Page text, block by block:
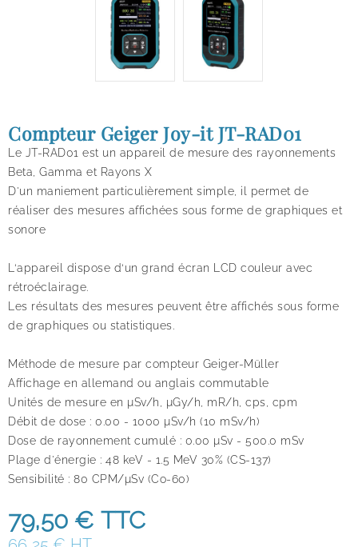
Compteur Geiger Joy-it JT-RAD01
Le JT-RAD01 est un appareil de mesure des rayonnements
Beta, Gamma et Rayons X
D'un maniement particulièrement simple, il permet de
réaliser des mesures affichées sous forme de graphiques et
sonore
L‘appareil dispose d‘un grand écran LCD couleur avec
rétroéclairage.
Les résultats des mesures peuvent être affichés sous forme
de graphiques ou statistiques.
Méthode de mesure par compteur Geiger-Müller
Affichage en allemand ou anglais commutable
Unités de mesure en μSv/h, μGy/h, mR/h, cps, cpm
Débit de dose : 0.00 - 1000 μSv/h (10 mSv/h)
Dose de rayonnement cumulé : 0.00 μSv - 500.0 mSv
Plage d'énergie : 48 keV - 1.5 MeV 30% (CS-137)
Sensibilité : 80 CPM/μSv (Co-60)
79,50 € TTC